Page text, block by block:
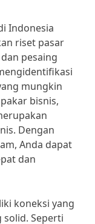
Indonesia
riset pasar
pesaing
mungkin
bisnis,
Dengan
Anda dapat
dan
koneksi yang
Seperti